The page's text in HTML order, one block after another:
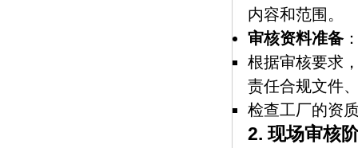
内容和范围。
审核资料准备
根据审核要求
责任合规文件
检查工厂的资
2.现场审核